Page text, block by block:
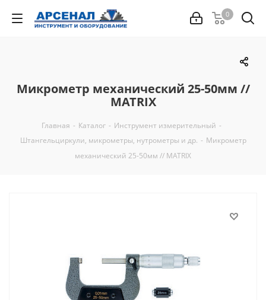
0
Микрометр механический 25-50мм //
MATRIX
Главная - Каталог - Инструмент измерительный -
Штангельциркули, микрометры, нутрометры и др. - Микрометр
механический 25-50мм // MATRIX